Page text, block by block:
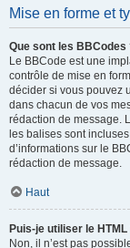
Mise en forme et
Que sont les BBCodes
Le BBCode est une
contrôle de mise en
décider si vous pouvez
dans chacun de vos
rédaction de message.
les balises sont
d’informations sur le
rédaction de message.
Haut
Puis-je utiliser le HTML
Non, il n’est pas